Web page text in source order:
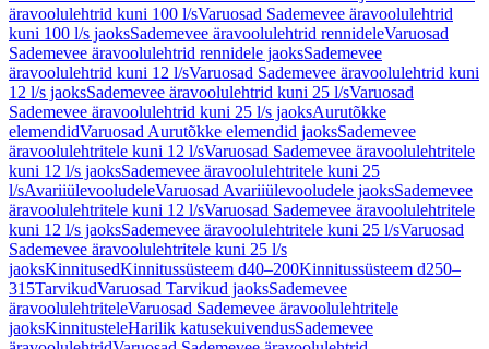
äravoolulehtrid kuni 100 l/sVaruosad Sademevee äravoolulehtrid
kuni 100 l/s jaoksSademevee äravoolulehtrid rennideleVaruosad
Sademevee äravoolulehtrid rennidele jaoksSademevee
äravoolulehtrid kuni 12 l/sVaruosad Sademevee äravoolulehtrid kuni
12 l/s jaoksSademevee äravoolulehtrid kuni 25 l/sVaruosad
Sademevee äravoolulehtrid kuni 25 l/s jaoksAurutõkke
elemendidVaruosad Aurutõkke elemendid jaoksSademevee
äravoolulehtritele kuni 12 l/sVaruosad Sademevee äravoolulehtritele
kuni 12 l/s jaoksSademevee äravoolulehtritele kuni 25
l/sAvariiülevooludeleVaruosad Avariiülevooludele jaoksSademevee
äravoolulehtritele kuni 12 l/sVaruosad Sademevee äravoolulehtritele
kuni 12 l/s jaoksSademevee äravoolulehtritele kuni 25 l/sVaruosad
Sademevee äravoolulehtritele kuni 25 l/s
jaoksKinnitusedKinnitussüsteem d40–200Kinnitussüsteem d250–
315TarvikudVaruosad Tarvikud jaoksSademevee
äravoolulehtriteleVaruosad Sademevee äravoolulehtritele
jaoksKinnitusteleHarilik katusekuivendusSademevee